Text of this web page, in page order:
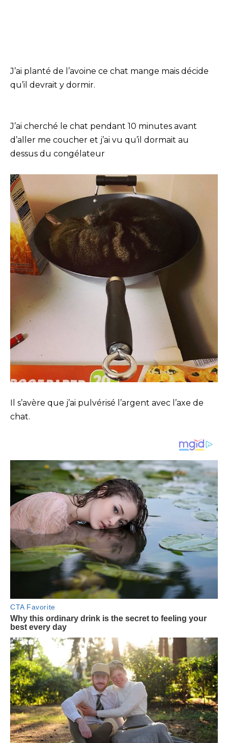
J’ai planté de l’avoine ce chat mange mais décide
qu’il devrait y dormir.
J’ai cherché le chat pendant 10 minutes avant
d’aller me coucher et j’ai vu qu’il dormait au
dessus du congélateur
Il s’avère que j’ai pulvérisé l’argent avec l’axe de
chat.